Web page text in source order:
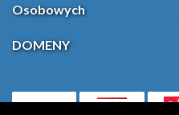
Osobowych
DOMENY